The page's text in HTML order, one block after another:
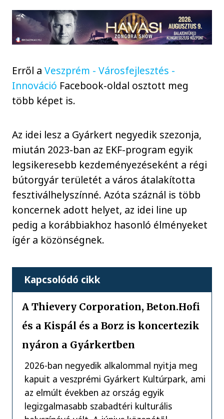
Erről aVeszprém - Városfejlesztés -
Innováció Facebook-oldal osztott meg
több képet is.
Az idei lesz a Gyárkert negyedik szezonja,
miután 2023-ban az EKF-program egyik
legsikeresebb kezdeményezéseként a régi
bútorgyár területét a város átalakította
fesztiválhelyszínné. Azóta száznál is több
koncernek adott helyet, az idei line up
pedig a korábbiakhoz hasonló élményeket
ígér a közönségnek.
Kapcsolódó cikk
A Thievery Corporation, Beton.Hofi
és a Kispál és a Borz is koncertezik
nyáron a Gyárkertben
2026-ban negyedik alkalommal nyitja meg
kapuit a veszprémi Gyárkert Kultúrpark, ami
az elmúlt években az ország egyik
legizgalmasabb szabadtéri kulturális